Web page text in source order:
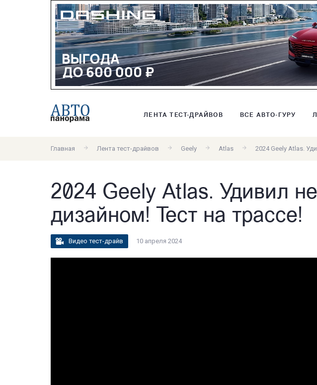
ЛЕНТА ТЕСТ-ДРАЙВОВ ВСЕ АВТО-ГУРУ
Главная Лента тест-драйвов Geely Atlas 2024 Geely Atlas.
2024 Geely Atlas. Удивил
дизайном! Тест на трассе!
Видео тест-драйв 10 апреля 2024